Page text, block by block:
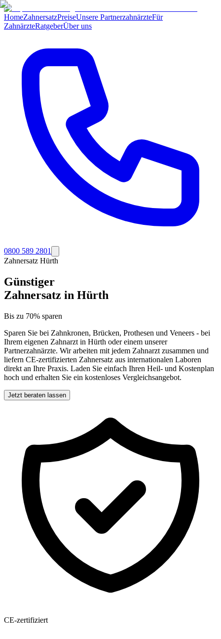
HomeZahnersatzPreiseUnsere PartnerzahnärzteFür
ZahnärzteRatgeberÜber uns
0800 589 2801
Zahnersatz Hürth
Günstiger
Zahnersatz in Hürth
Bis zu 70% sparen
Sparen Sie bei Zahnkronen, Brücken, Prothesen und Veneers - bei
Ihrem eigenen Zahnarzt in Hürth oder einem unserer
Partnerzahnärzte. Wir arbeiten mit jedem Zahnarzt zusammen und
liefern CE-zertifizierten Zahnersatz aus internationalen Laboren
direkt an Ihre Praxis. Laden Sie einfach Ihren Heil- und Kostenplan
hoch und erhalten Sie ein kostenloses Vergleichsangebot.
Jetzt beraten lassen
CE-zertifiziert